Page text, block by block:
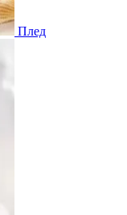
Плед